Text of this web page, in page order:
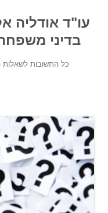
עו"ד אודליה
בדיני
כל התשובות לשאלות